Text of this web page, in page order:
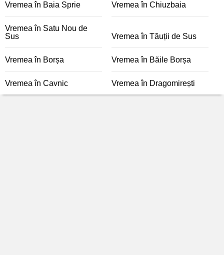
Vremea în Baia Sprie Vremea în Chiuzbaia
Vremea în Satu Nou de
Sus
Vremea în Tăuții de Sus
Vremea în Borșa Vremea în Băile Borșa
Vremea în Cavnic Vremea în Dragomirești